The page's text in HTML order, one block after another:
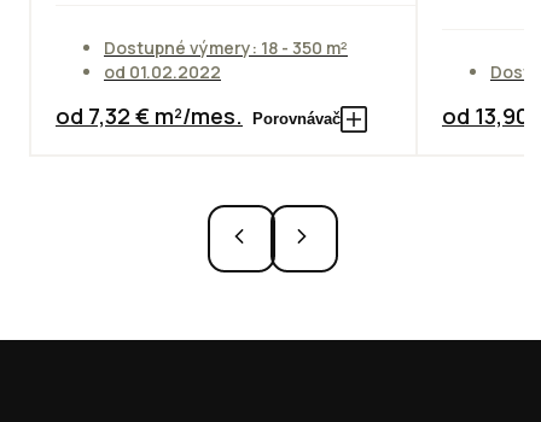
Dostupné výmery: 18 - 350 m²
od 01.02.2022
od 7,32 € m²/mes. Porovnávač od 13,90